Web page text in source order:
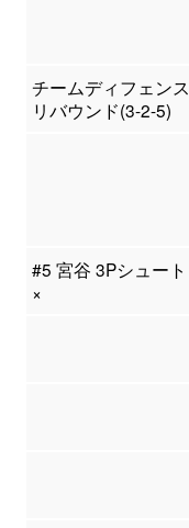
チームディフェンス
リバウンド(3-2-5)
#5 宮谷 3Pシュート
×